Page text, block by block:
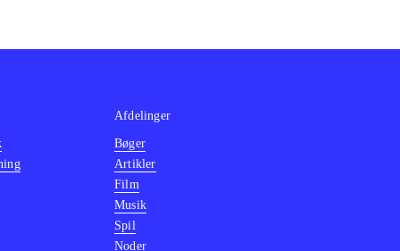
Afdelinger
Bøger
Artikler
Film
Musik
Spil
Noder